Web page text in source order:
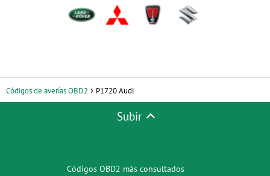
Códigos de averías OBD2 P1720 Audi
Subir
Códigos OBD2 más consultados